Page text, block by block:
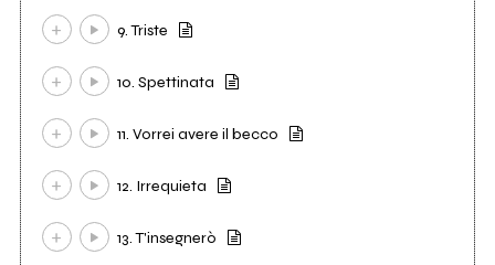
9. Triste
10. Spettinata
11. Vorrei avere il becco
12. Irrequieta
13. T'insegnerò